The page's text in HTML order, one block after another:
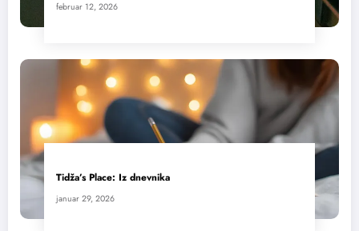
februar 12, 2026
Tidža’s Place: Iz dnevnika
januar 29, 2026